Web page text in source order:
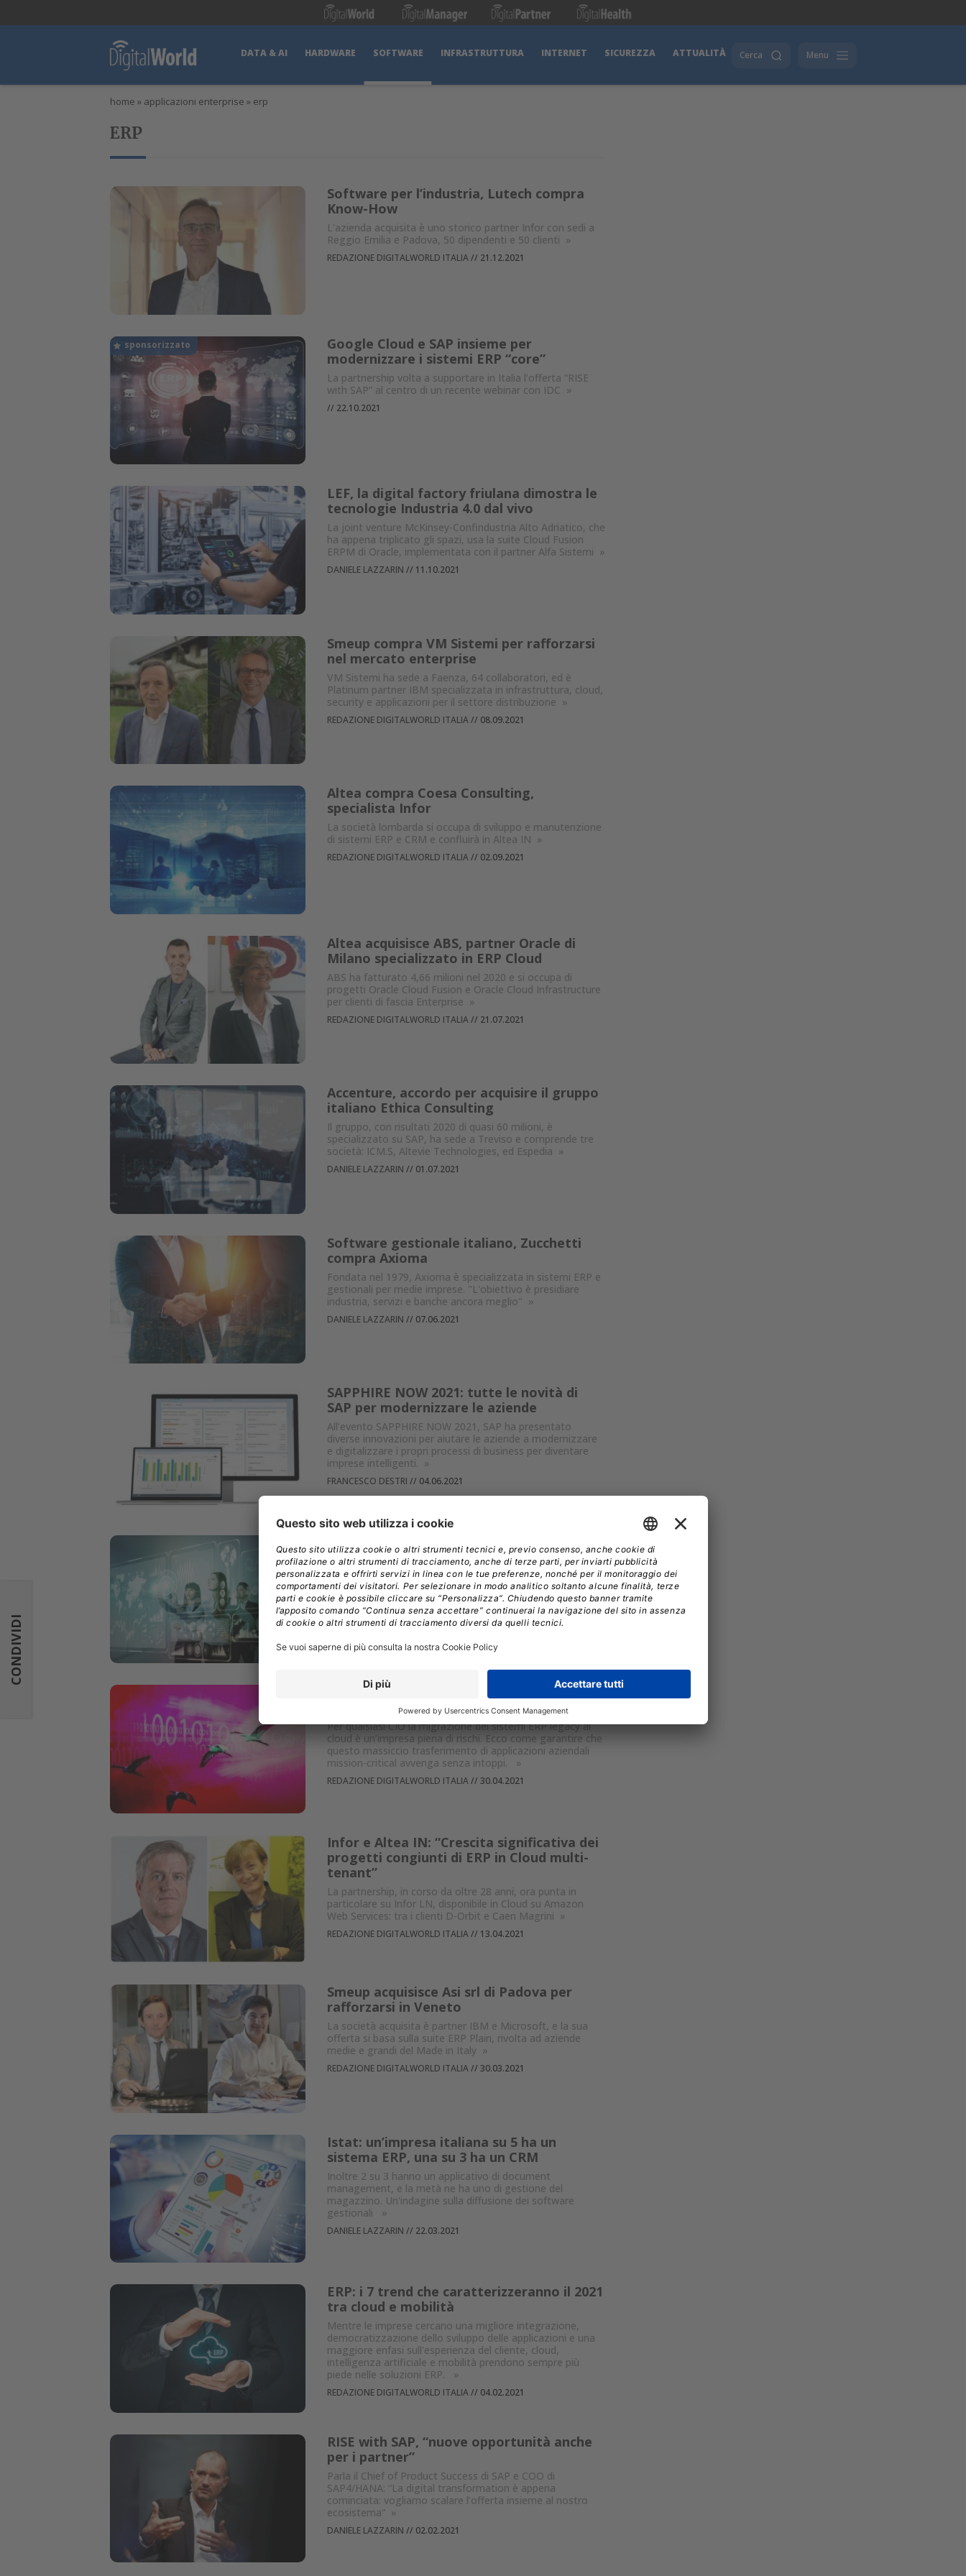
DATA & AI HARDWARE SOFTWARE INFRASTRUTTURA INTERNET SICUREZZA ATTUALITÀ Cerca Menu
home » applicazioni enterprise » erp
ERP
Software per l’industria, Lutech compra
Know-How
L’azienda acquisita è uno storico partner Infor con sedi a
Reggio Emilia e Padova, 50 dipendenti e 50 clienti »
REDAZIONE DIGITALWORLD ITALIA// 21.12.2021
Google Cloud e SAP insieme per
modernizzare i sistemi ERP “core”
La partnership volta a supportare in Italia l’offerta “RISE
with SAP” al centro di un recente webinar con IDC »
// 22.10.2021
LEF, la digital factory friulana dimostra le
tecnologie Industria 4.0 dal vivo
La joint venture McKinsey-Confindustria Alto Adriatico, che
ha appena triplicato gli spazi, usa la suite Cloud Fusion
ERPM di Oracle, implementata con il partner Alfa Sistemi »
DANIELE LAZZARIN // 11.10.2021
Smeup compra VM Sistemi per rafforzarsi
nel mercato enterprise
VM Sistemi ha sede a Faenza, 64 collaboratori, ed è
Platinum partner IBM specializzata in infrastruttura, cloud,
security e applicazioni per il settore distribuzione »
REDAZIONE DIGITALWORLD ITALIA// 08.09.2021
Altea compra Coesa Consulting,
specialista Infor
La società lombarda si occupa di sviluppo e manutenzione
di sistemi ERP e CRM e confluirà in Altea IN »
REDAZIONE DIGITALWORLD ITALIA// 02.09.2021
Altea acquisisce ABS, partner Oracle di
Milano specializzato in ERP Cloud
ABS ha fatturato 4,66 milioni nel 2020 e si occupa di
progetti Oracle Cloud Fusion e Oracle Cloud Infrastructure
per clienti di fascia Enterprise »
REDAZIONE DIGITALWORLD ITALIA// 21.07.2021
Accenture, accordo per acquisire il gruppo
italiano Ethica Consulting
Il gruppo, con risultati 2020 di quasi 60 milioni, è
specializzato su SAP, ha sede a Treviso e comprende tre
società: ICM.S, Altevie Technologies, ed Espedia »
DANIELE LAZZARIN // 01.07.2021
Software gestionale italiano, Zucchetti
compra Axioma
Fondata nel 1979, Axioma è specializzata in sistemi ERP e
gestionali per medie imprese. "L'obiettivo è presidiare
industria, servizi e banche ancora meglio" »
DANIELE LAZZARIN // 07.06.2021
SAPPHIRE NOW 2021: tutte le novità di
SAP per modernizzare le aziende
All’evento SAPPHIRE NOW 2021, SAP ha presentato
diverse innovazioni per aiutare le aziende a modernizzare
e digitalizzare i propri processi di business per diventare
imprese intelligenti. »
FRANCESCO DESTRI // 04.06.2021
L’ERP come arma per affrontare al meglio
la migrazione al cloud
Una nuova ricerca di Boomi mostra come sempre più
organizzazioni adottino una nuova strategia ERP per
ottenere maggiore agilità e supportare la crescita
attraverso la modernizzazione delle applicazioni legacy.»
13 segreti per una migrazione cloud ERP di
Per qualsiasi CIO la migrazione dei sistemi ERP legacy al
cloud è un’impresa piena di rischi. Ecco come garantire che
questo massiccio trasferimento di applicazioni aziendali
mission-critical avvenga senza intoppi.
»
REDAZIONE DIGITALWORLD ITALIA// 30.04.2021
Infor e Altea IN: “Crescita significativa dei
progetti congiunti di ERP in Cloud multi-
tenant”
La partnership, in corso da oltre 28 anni, ora punta in
particolare su Infor LN, disponibile in Cloud su Amazon
Web Services: tra i clienti D-Orbit e Caen Magrini »
REDAZIONE DIGITALWORLD ITALIA// 13.04.2021
Smeup acquisisce Asi srl di Padova per
rafforzarsi in Veneto
La società acquisita è partner IBM e Microsoft, e la sua
offerta si basa sulla suite ERP Plain, rivolta ad aziende
medie e grandi del Made in Italy »
REDAZIONE DIGITALWORLD ITALIA// 30.03.2021
Istat: un’impresa italiana su 5 ha un
sistema ERP, una su 3 ha un CRM
Inoltre 2 su 3 hanno un applicativo di document
management, e la metà ne ha uno di gestione del
magazzino. Un'indagine sulla diffusione dei software
gestionali
»
DANIELE LAZZARIN // 22.03.2021
ERP: i 7 trend che caratterizzeranno il 2021
tra cloud e mobilità
Mentre le imprese cercano una migliore integrazione,
democratizzazione dello sviluppo delle applicazioni e una
maggiore enfasi sull'esperienza del cliente, cloud,
intelligenza artificiale e mobilità prendono sempre più
piede nelle soluzioni ERP.
»
REDAZIONE DIGITALWORLD ITALIA// 04.02.2021
RISE with SAP, “nuove opportunità anche
per i partner”
Parla il Chief of Product Success di SAP e COO di
SAP4/HANA: “La digital transformation è appena
cominciata: vogliamo scalare l’offerta insieme al nostro
ecosistema” »
DANIELE LAZZARIN // 02.02.2021
CONDIVIDI